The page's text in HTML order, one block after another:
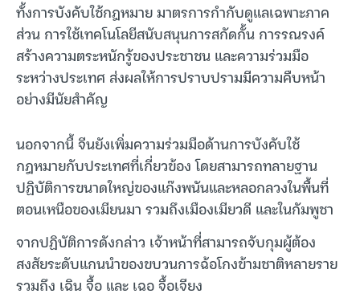
ทั้งการบังคับใช้กฎหมาย มาตรการกำกับดูแลเฉพาะภาค
ส่วน การใช้เทคโนโลยีสนับสนุนการสกัดกั้น การรณรงค์
สร้างความตระหนักรู้ของประชาชน และความร่วมมือ
ระหว่างประเทศ ส่งผลให้การปราบปรามมีความคืบหน้า
อย่างมีนัยสำคัญ
นอกจากนี้ จีนยังเพิ่มความร่วมมือด้านการบังคับใช้
กฎหมายกับประเทศที่เกี่ยวข้อง โดยสามารถทลายฐาน
ปฏิบัติการขนาดใหญ่ของแก๊งพนันและหลอกลวงในพื้นที่
ตอนเหนือของเมียนมา รวมถึงเมืองเมียวดี และในกัมพูชา
จากปฏิบัติการดังกล่าว เจ้าหน้าที่สามารถจับกุมผู้ต้อง
สงสัยระดับแกนนำของขบวนการฉ้อโกงข้ามชาติหลายราย
รวมถึง เฉิน จื้อ และ เฉอ จื้อเจียง